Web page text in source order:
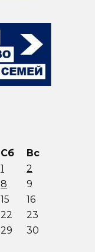
Сб
Вс
1
2
8
9
15
16
22
23
29
30